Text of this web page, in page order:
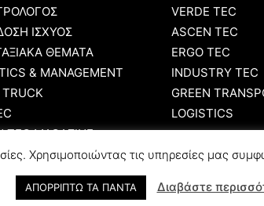
ΙΣΧΥΟΣ
ΘΕΜΑΤΑ
& MANAGEMENT
TRUCK
TEC MAGAZINE
MAGAZINE
VERDE TEC
ASCEN TEC
ERGO TEC
INDUSTRY TEC
GREEN
LOGISTICS
Χρησιμοποιώντας τις υπηρεσίες μας
ΑΠΟΡΡΙΠΤΩ ΤΑ ΠΑΝΤΑ Διαβάστε